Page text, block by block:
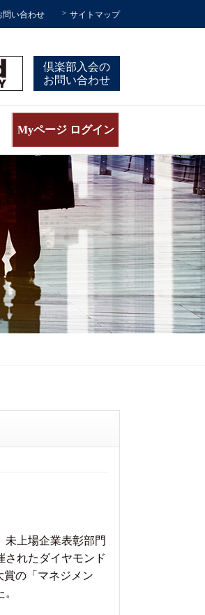
問い合わせ サイトマップ
倶楽部入会の
お問い合わせ
Myページ ログイン
未上場企業表彰部門
されたダイヤモンド
の「マネジメン